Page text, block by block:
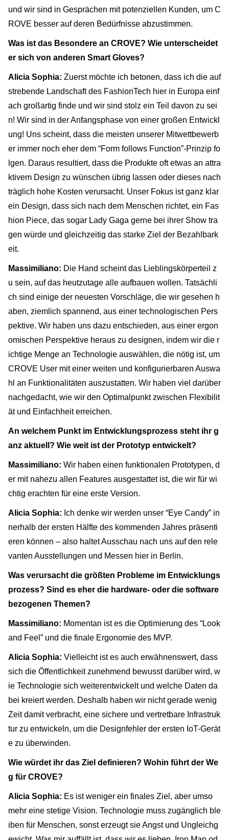
und wir sind in Gesprächen mit potenziellen Kunden, um C
ROVE besser auf deren Bedürfnisse abzustimmen.
Was ist das Besondere an CROVE? Wie unterscheidet
er sich von anderen Smart Gloves?
Alicia Sophia: Zuerst möchte ich betonen, dass ich die auf
strebende Landschaft des FashionTech hier in Europa einf
ach großartig finde und wir sind stolz ein Teil davon zu sei
n! Wir sind in der Anfangsphase von einer großen Entwickl
ung! Uns scheint, dass die meisten unserer Mitwettbewerb
er immer noch eher dem “Form follows Function”-Prinzip fo
lgen. Daraus resultiert, dass die Produkte oft etwas an attra
ktivem Design zu wünschen übrig lassen oder dieses nach
träglich hohe Kosten verursacht. Unser Fokus ist ganz klar
ein Design, dass sich nach dem Menschen richtet, ein Fas
hion Piece, das sogar Lady Gaga gerne bei ihrer Show tra
gen würde und gleichzeitig das starke Ziel der Bezahlbark
eit.
Massimiliano: Die Hand scheint das Lieblingskörperteil z
u sein, auf das heutzutage alle aufbauen wollen. Tatsächli
ch sind einige der neuesten Vorschläge, die wir gesehen h
aben, ziemlich spannend, aus einer technologischen Pers
pektive. Wir haben uns dazu entschieden, aus einer ergon
omischen Perspektive heraus zu designen, indem wir die r
ichtige Menge an Technologie auswählen, die nötig ist, um
CROVE User mit einer weiten und konfigurierbaren Auswa
hl an Funktionalitäten auszustatten. Wir haben viel darüber
nachgedacht, wie wir den Optimalpunkt zwischen Flexibilit
ät und Einfachheit erreichen.
An welchem Punkt im Entwicklungsprozess steht ihr g
anz aktuell? Wie weit ist der Prototyp entwickelt?
Massimiliano: Wir haben einen funktionalen Prototypen, d
er mit nahezu allen Features ausgestattet ist, die wir für wi
chtig erachten für eine erste Version.
Alicia Sophia: Ich denke wir werden unser “Eye Candy” in
nerhalb der ersten Hälfte des kommenden Jahres präsenti
eren können – also haltet Ausschau nach uns auf den rele
vanten Ausstellungen und Messen hier in Berlin.
Was verursacht die größten Probleme im Entwicklungs
prozess? Sind es eher die hardware- oder die software
bezogenen Themen?
Massimiliano: Momentan ist es die Optimierung des “Look
and Feel” und die finale Ergonomie des MVP.
Alicia Sophia: Vielleicht ist es auch erwähnenswert, dass
sich die Öffentlichkeit zunehmend bewusst darüber wird, w
ie Technologie sich weiterentwickelt und welche Daten da
bei kreiert werden. Deshalb haben wir nicht gerade wenig
Zeit damit verbracht, eine sichere und vertretbare Infrastruk
tur zu entwickeln, um die Designfehler der ersten IoT-Gerät
e zu überwinden.
Wie würdet ihr das Ziel definieren? Wohin führt der We
g für CROVE?
Alicia Sophia: Es ist weniger ein finales Ziel, aber umso
mehr eine stetige Vision. Technologie muss zugänglich ble
iben für Menschen, sonst erzeugt sie Angst und Ungleichg